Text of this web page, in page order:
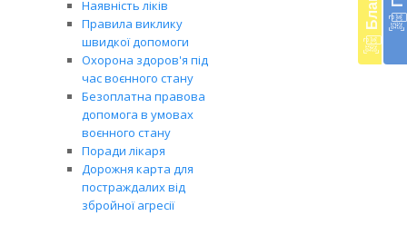
Наявність ліків
Правила виклику
швидкої допомоги
Охорона здоров'я під
час воєнного стану
Безоплатна правова
допомога в умовах
воєнного стану
Поради лікаря
Дорожня карта для
постраждалих від
збройної агресії